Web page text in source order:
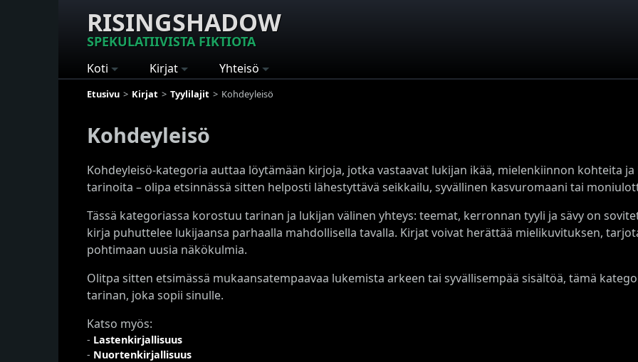
RISINGSHADOW
SPEKULATIIVISTA FIKTIOTA
Koti Kirjat Yhteisö
Etusivu Kirjat Tyylilajit Kohdeyleisö
Kohdeyleisö
Kohdeyleisö-kategoria auttaa löytämään kirjoja, jotka vastaavat lukijan ikää, mielenkiinnon kohteita
tarinoita – olipa etsinnässä sitten helposti lähestyttävä seikkailu, syvällinen kasvuromaani tai
Tässä kategoriassa korostuu tarinan ja lukijan välinen yhteys: teemat, kerronnan tyyli ja sävy on
kirja puhuttelee lukijaansa parhaalla mahdollisella tavalla. Kirjat voivat herättää mielikuvituksen,
pohtimaan uusia näkökulmia.
Olitpa sitten etsimässä mukaansatempaavaa lukemista arkeen tai syvällisempää sisältöä, tämä
tarinan, joka sopii sinulle.
Katso myös:
- Lastenkirjallisuus
- Nuortenkirjallisuus